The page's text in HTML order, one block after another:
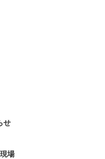
せ
場